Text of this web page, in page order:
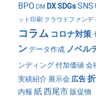
BPO DM DXSDGsSNS
ット印刷 クラウドファンデ
コラム コロナ対策
ンデータ作成 ノベル
ンディング付加価値 会
実績紹介 展示会 広告
内報 紙西尾市 販促物